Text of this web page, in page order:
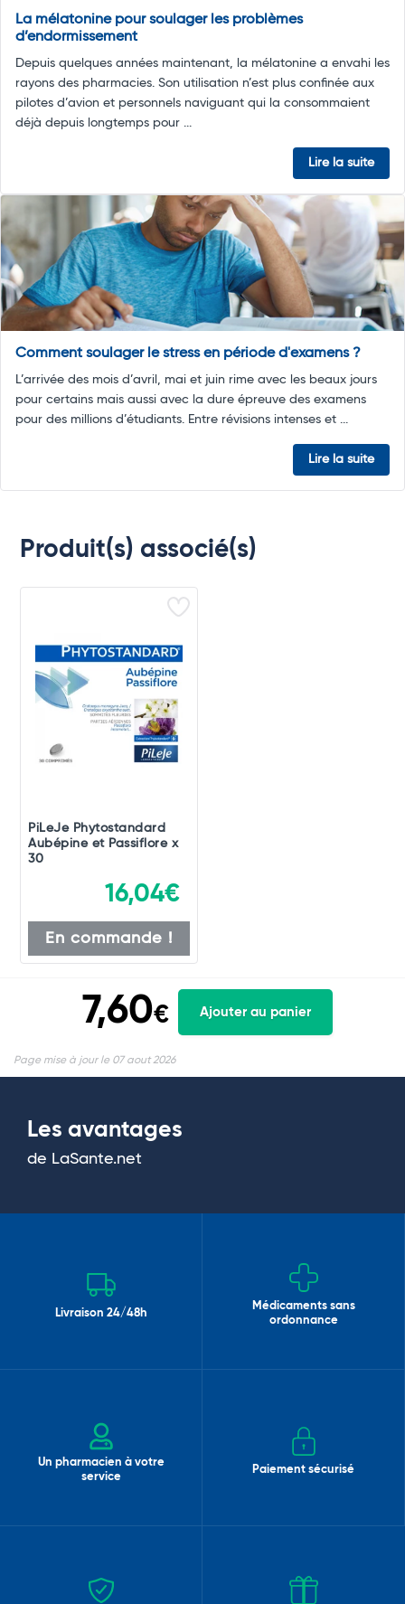
La mélatonine pour soulager les problèmes
d’endormissement
Depuis quelques années maintenant, la mélatonine a envahi les
rayons des pharmacies. Son utilisation n’est plus confinée aux
pilotes d’avion et personnels naviguant qui la consommaient
déjà depuis longtemps pour ...
Lire la suite
Comment soulager le stress en période d'examens ?
L’arrivée des mois d’avril, mai et juin rime avec les beaux jours
pour certains mais aussi avec la dure épreuve des examens
pour des millions d’étudiants. Entre révisions intenses et ...
Lire la suite
Produit(s) associé(s)
PiLeJe Phytostandard
Aubépine et Passiflore x
30
16,04€
En commande !
7,60€ Ajouter au panier
Page mise à jour le 07 aout 2026
Les avantages
de LaSante.net
Livraison 24/48h
Médicaments sans
ordonnance
Un pharmacien à votre
service
Paiement sécurisé